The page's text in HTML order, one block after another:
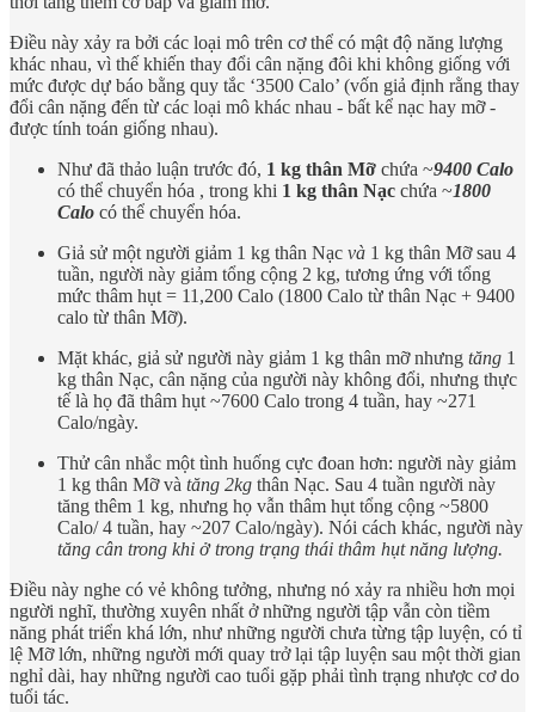
Điều này xảy ra bởi các loại mô trên cơ thể có mật độ năng lượng
khác nhau, vì thế khiến thay đổi cân nặng đôi khi không giống với
mức được dự báo bằng quy tắc ‘3500 Calo’ (vốn giả định rằng thay
đổi cân nặng đến từ các loại mô khác nhau - bất kể nạc hay mỡ -
được tính toán giống nhau).
Như đã thảo luận trước đó, 1 kg thân Mỡ chứa ~9400 Calo
có thể chuyển hóa , trong khi 1 kg thân Nạc chứa ~1800
Calo có thể chuyển hóa.
Giả sử một người giảm 1 kg thân Nạc và 1 kg thân Mỡ sau 4
tuần, người này giảm tổng cộng 2 kg, tương ứng với tổng
mức thâm hụt = 11,200 Calo (1800 Calo từ thân Nạc + 9400
calo từ thân Mỡ).
Mặt khác, giả sử người này giảm 1 kg thân mỡ nhưng tăng 1
kg thân Nạc, cân nặng của người này không đổi, nhưng thực
tế là họ đã thâm hụt ~7600 Calo trong 4 tuần, hay ~271
Calo/ngày.
Thử cân nhắc một tình huống cực đoan hơn: người này giảm
1 kg thân Mỡ và tăng 2kg thân Nạc. Sau 4 tuần người này
tăng thêm 1 kg, nhưng họ vẫn thâm hụt tổng cộng ~5800
Calo/ 4 tuần, hay ~207 Calo/ngày). Nói cách khác, người này
tăng cân trong khi ở trong trạng thái thâm hụt năng lượng.
Điều này nghe có vẻ không tưởng, nhưng nó xảy ra nhiều hơn mọi
người nghĩ, thường xuyên nhất ở những người tập vẫn còn tiềm
năng phát triển khá lớn, như những người chưa từng tập luyện, có tỉ
lệ Mỡ lớn, những người mới quay trở lại tập luyện sau một thời gian
nghỉ dài, hay những người cao tuổi gặp phải tình trạng nhược cơ do
tuổi tác.